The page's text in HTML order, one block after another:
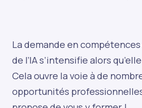
La demande en
de l’IA s’intensifie alors
Cela ouvre la voie à de
opportunités